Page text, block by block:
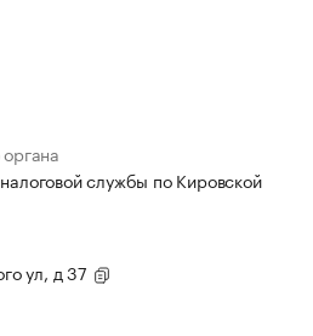
службы по Кировской
ул, д 37